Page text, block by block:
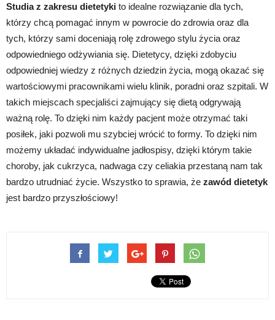
Studia z zakresu dietetyki to idealne rozwiązanie dla tych,
którzy chcą pomagać innym w powrocie do zdrowia oraz dla
tych, którzy sami doceniają rolę zdrowego stylu życia oraz
odpowiedniego odżywiania się. Dietetycy, dzięki zdobyciu
odpowiedniej wiedzy z różnych dziedzin życia, mogą okazać się
wartościowymi pracownikami wielu klinik, poradni oraz szpitali. W
takich miejscach specjaliści zajmujący się dietą odgrywają
ważną rolę. To dzięki nim każdy pacjent może otrzymać taki
posiłek, jaki pozwoli mu szybciej wrócić to formy. To dzięki nim
możemy układać indywidualne jadłospisy, dzięki którym takie
choroby, jak cukrzyca, nadwaga czy celiakia przestaną nam tak
bardzo utrudniać życie. Wszystko to sprawia, że zawód dietetyk
jest bardzo przyszłościowy!